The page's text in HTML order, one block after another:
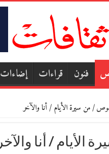
فنون قراءات إضاءات
/من سيرة الأيام / أنا والآخر
الأيام / أنا والآخر